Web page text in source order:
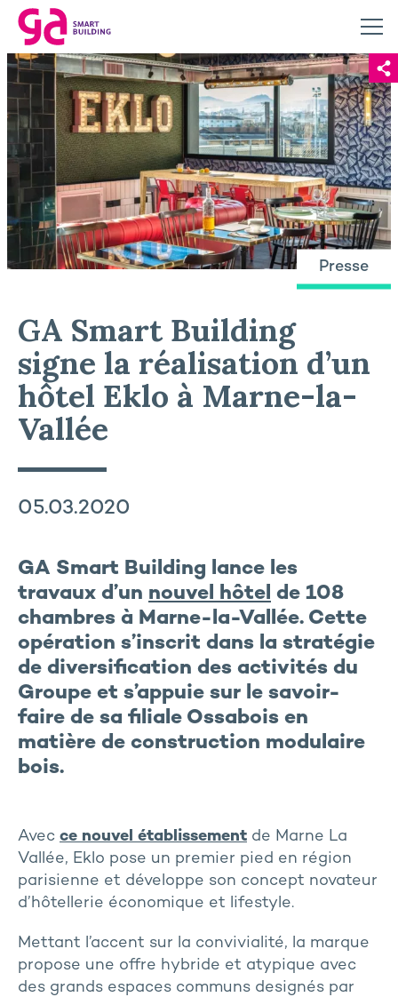
Presse
GA Smart Building
signe la réalisation d’un
hôtel Eklo à Marne-la-
Vallée
05.03.2020
GA Smart Building lance les
travaux d’un nouvel hôtel de 108
chambres à Marne-la-Vallée. Cette
opération s’inscrit dans la stratégie
de diversification des activités du
Groupe et s’appuie sur le savoir-
faire de sa filiale Ossabois en
matière de construction modulaire
bois.
Avec ce nouvel établissement de Marne La
Vallée, Eklo pose un premier pied en région
parisienne et développe son concept novateur
d’hôtellerie économique et lifestyle.
Mettant l’accent sur la convivialité, la marque
propose une offre hybride et atypique avec
des grands espaces communs designés par